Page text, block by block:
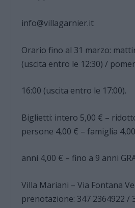
info@villagarnier.it
Orario fino al 31 marzo:
(uscita entro le 12:30) /
16:00 (uscita entro le 17:00).
Biglietti: intero 5,00 € –
persone 4,00 € – famiglia
anni 4,00 € – fino a 9 anni
Villa Mariani – Via Fontana
prenotazione: 347 2364922 /